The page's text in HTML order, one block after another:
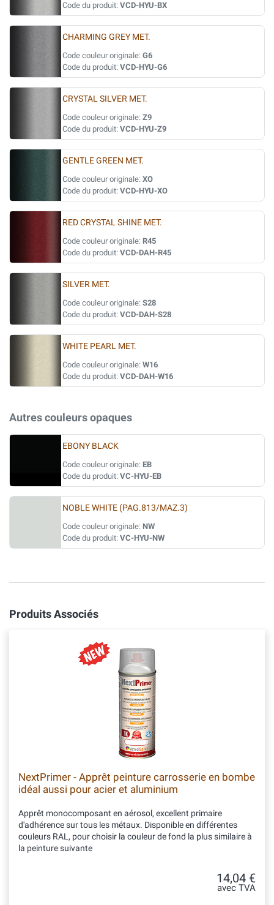
Code du produit: VCD-HYU-BX
CHARMING GREY MET.
Code couleur originale: G6
Code du produit: VCD-HYU-G6
CRYSTAL SILVER MET.
Code couleur originale: Z9
Code du produit: VCD-HYU-Z9
GENTLE GREEN MET.
Code couleur originale: XO
Code du produit: VCD-HYU-XO
RED CRYSTAL SHINE MET.
Code couleur originale: R45
Code du produit: VCD-DAH-R45
SILVER MET.
Code couleur originale: S28
Code du produit: VCD-DAH-S28
WHITE PEARL MET.
Code couleur originale: W16
Code du produit: VCD-DAH-W16
Autres couleurs opaques
EBONY BLACK
Code couleur originale: EB
Code du produit: VC-HYU-EB
NOBLE WHITE (PAG.813/MAZ.3)
Code couleur originale: NW
Code du produit: VC-HYU-NW
Produits Associés
NextPrimer - Apprêt peinture carrosserie en bombe
idéal aussi pour acier et aluminium
Apprêt monocomposant en aérosol, excellent primaire
d'adhérence sur tous les métaux. Disponible en différentes
couleurs RAL, pour choisir la couleur de fond la plus similaire à
la peinture suivante
14,04 €
avec TVA